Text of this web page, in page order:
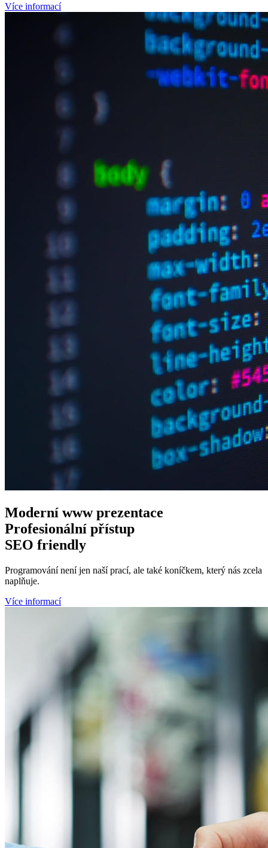
Více informací
Moderní wwwprezentace
Profesionálnípřístup
SEOfriendly
Programování není jen naší prací, ale také koníčkem, který nás zcela
naplňuje.
Více informací